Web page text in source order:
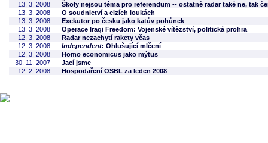
13. 3. 2008
Školy nejsou téma pro referendum -- ostatně radar také ne, tak
13. 3. 2008
O soudnictví a cizích loukách
13. 3. 2008
Exekutor po česku jako katův pohůnek
13. 3. 2008
Operace Iraqi Freedom: Vojenské vítězství, politická prohra
12. 3. 2008
Radar nezachytí rakety včas
12. 3. 2008
Independent: Ohlušující mlčení
12. 3. 2008
Homo economicus jako mýtus
30. 11. 2007
Jací jsme
12. 2. 2008
Hospodaření OSBL za leden 2008